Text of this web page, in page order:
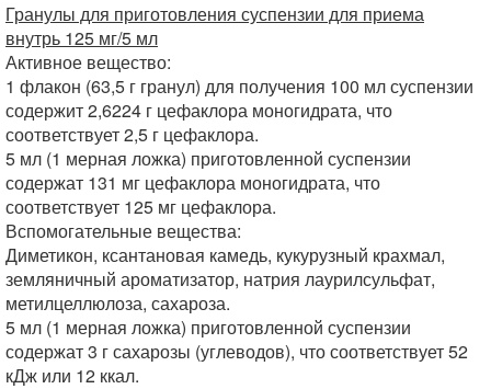
Гранулы для приготовления суспензии для приема
внутрь 125 мг/5 мл
Активное вещество:
1 флакон (63,5 г гранул) для получения 100 мл суспензии
содержит 2,6224 г цефаклора моногидрата, что
соответствует 2,5 г цефаклора.
5 мл (1 мерная ложка) приготовленной суспензии
содержат 131 мг цефаклора моногидрата, что
соответствует 125 мг цефаклора.
Вспомогательные вещества:
Диметикон, ксантановая камедь, кукурузный крахмал,
земляничный ароматизатор, натрия лаурилсульфат,
метилцеллюлоза, сахароза.
5 мл (1 мерная ложка) приготовленной суспензии
содержат 3 г сахарозы (углеводов), что соответствует 52
кДж или 12 ккал.